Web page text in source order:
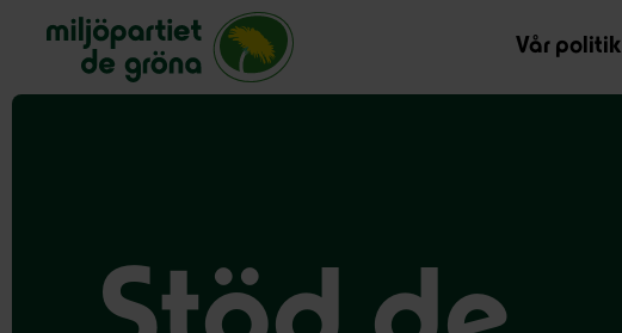
Miljöpartiet de gröna, startsida
Vår politik